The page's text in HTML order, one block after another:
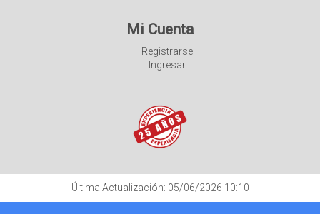
Mi Cuenta
Registrarse
Ingresar
Última Actualización: 05/06/2026 10:10